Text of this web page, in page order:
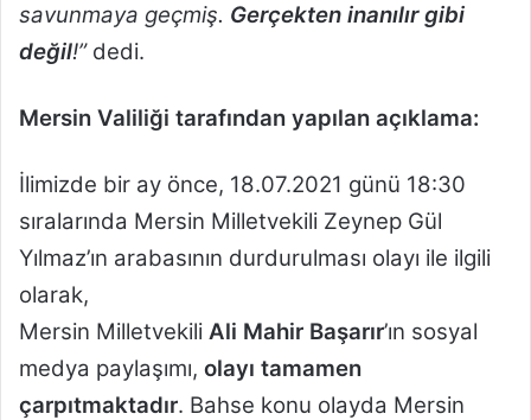
savunmaya geçmiş. Gerçekten inanılır gibi
değil!”dedi.
Mersin Valiliği tarafından yapılan açıklama:
İlimizde bir ay önce, 18.07.2021 günü 18:30
sıralarında Mersin Milletvekili Zeynep Gül
Yılmaz’ın arabasının durdurulması olayı ile ilgili
olarak,
Mersin Milletvekili Ali Mahir Başarır’ın sosyal
medya paylaşımı, olayı tamamen
çarpıtmaktadır. Bahse konu olayda Mersin